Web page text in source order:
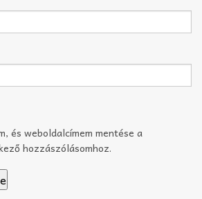
és weboldalcímem mentése a
hozzászólásomhoz.